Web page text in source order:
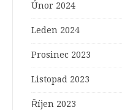
Únor 2024
Leden 2024
Prosinec 2023
Listopad 2023
Říjen 2023